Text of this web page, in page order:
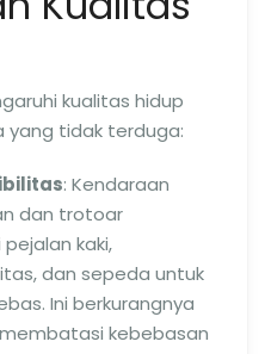
kualitas hidup
yang tidak terduga:
: Kendaraan
dan trotoar
kaki,
dan sepeda untuk
Ini berkurangnya
kebebasan